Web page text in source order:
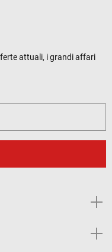
attuali, i grandi affari